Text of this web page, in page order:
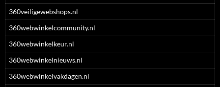
360veiligewebshops.nl
360webwinkelcommunity.nl
360webwinkelkeur.nl
360webwinkelnieuws.nl
360webwinkelvakdagen.nl